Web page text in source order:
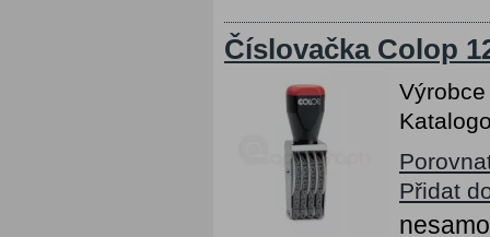
Číslovačka Colop
Přidat